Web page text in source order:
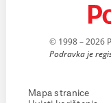
© 1998 – 2026
Podravka je
Mapa stranice